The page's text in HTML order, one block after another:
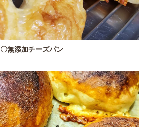
〇無添加チーズパン